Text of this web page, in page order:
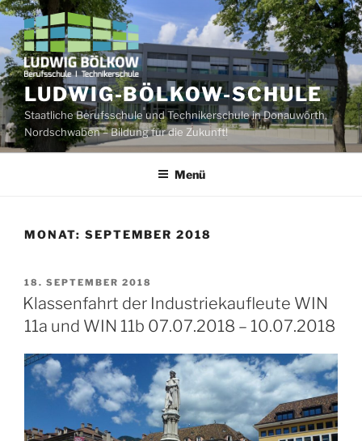
Zum
Inhalt
springen
LUDWIG-BÖLKOW-SCHULE
Staatliche Berufsschule und Technikerschule in Donauwörth,
Nordschwaben – Bildung für die Zukunft!
Menü
MONAT: SEPTEMBER 2018
VERÖFFENTLICHT
AM
18. SEPTEMBER 2018
Klassenfahrt der Industriekaufleute WIN
11a und WIN 11b 07.07.2018 – 10.07.2018